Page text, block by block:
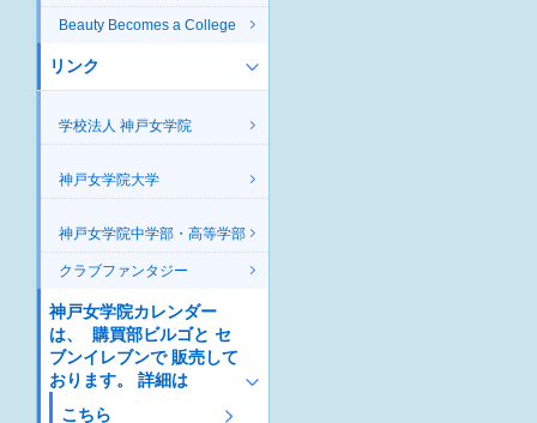
Beauty Becomes a College
リンク
学校法人 神戸女学院
神戸女学院大学
神戸女学院中学部・高等学部
クラブファンタジー
神戸女学院カレンダー
は、 購買部ビルゴと セ
ブンイレブンで 販売して
おります。 詳細は
こちら